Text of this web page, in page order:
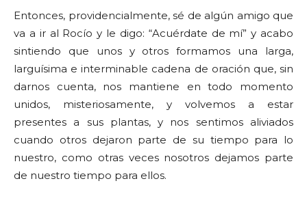
Entonces, providencialmente, sé de algún amigo que
va a ir al Rocío y le digo: “Acuérdate de mí” y acabo
sintiendo que unos y otros formamos una larga,
larguísima e interminable cadena de oración que, sin
darnos cuenta, nos mantiene en todo momento
unidos, misteriosamente, y volvemos a estar
presentes a sus plantas, y nos sentimos aliviados
cuando otros dejaron parte de su tiempo para lo
nuestro, como otras veces nosotros dejamos parte
de nuestro tiempo para ellos.